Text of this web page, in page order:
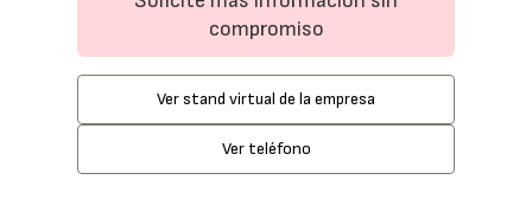
compromiso
Ver stand virtual de la empresa
Ver teléfono